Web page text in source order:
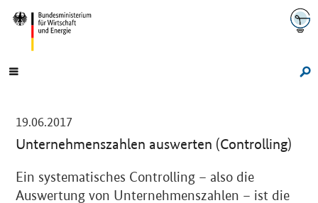
Navigation
Hauptmenü
19.06.2017
Unternehmenszahlen auswerten (Controlling)
Ein systematisches Controlling – also die
Auswertung von Unternehmenszahlen – ist die